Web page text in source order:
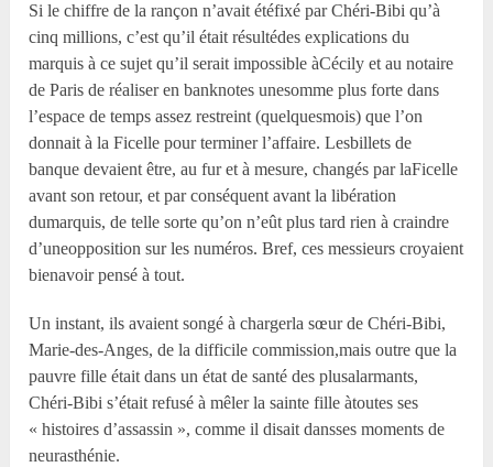
Si le chiffre de la rançon n’avait étéfixé par Chéri-Bibi qu’à
cinq millions, c’est qu’il était résultédes explications du
marquis à ce sujet qu’il serait impossible àCécily et au notaire
de Paris de réaliser en banknotes unesomme plus forte dans
l’espace de temps assez restreint (quelquesmois) que l’on
donnait à la Ficelle pour terminer l’affaire. Lesbillets de
banque devaient être, au fur et à mesure, changés par laFicelle
avant son retour, et par conséquent avant la libération
dumarquis, de telle sorte qu’on n’eût plus tard rien à craindre
d’uneopposition sur les numéros. Bref, ces messieurs croyaient
bienavoir pensé à tout.
Un instant, ils avaient songé à chargerla sœur de Chéri-Bibi,
Marie-des-Anges, de la difficile commission,mais outre que la
pauvre fille était dans un état de santé des plusalarmants,
Chéri-Bibi s’était refusé à mêler la sainte fille àtoutes ses
« histoires d’assassin », comme il disait dansses moments de
neurasthénie.